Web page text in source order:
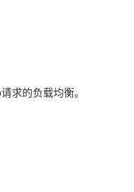
求的负载均衡。